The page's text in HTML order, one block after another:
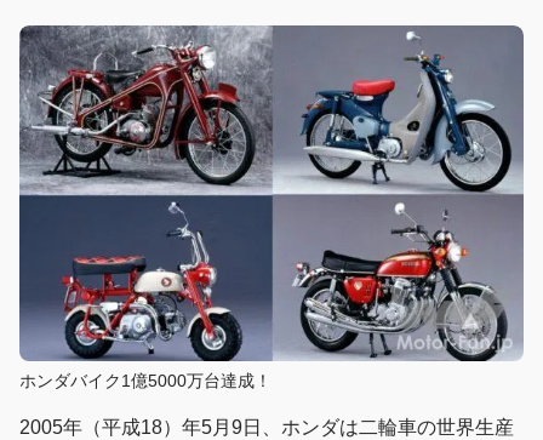
ホンダバイク1億5000万台達成！
2005年（平成18）年5月9日、ホンダは二輪車の世界生産